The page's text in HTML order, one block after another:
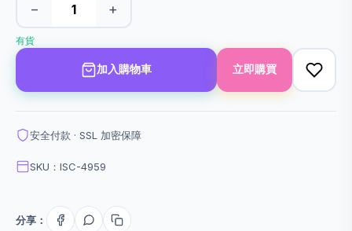
− +
有貨
加入購物車 立即購買
安全付款 · SSL 加密保障
SKU：ISC-4959
分享：